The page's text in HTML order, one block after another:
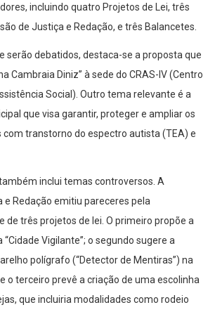
incluindo quatro Projetos de Lei, três
de Justiça e Redação, e três Balancetes.
serão debatidos, destaca-se a proposta que
Cambraia Diniz” à sede do CRAS-IV (Centro
Social). Outro tema relevante é a
que visa garantir, proteger e ampliar os
com transtorno do espectro autista (TEA) e
inclui temas controversos. A
e Redação emitiu pareceres pela
de três projetos de lei. O primeiro propõe a
Vigilante”; o segundo sugere a
polígrafo (“Detector de Mentiras”) na
o terceiro prevê a criação de uma escolinha
que incluiria modalidades como rodeio